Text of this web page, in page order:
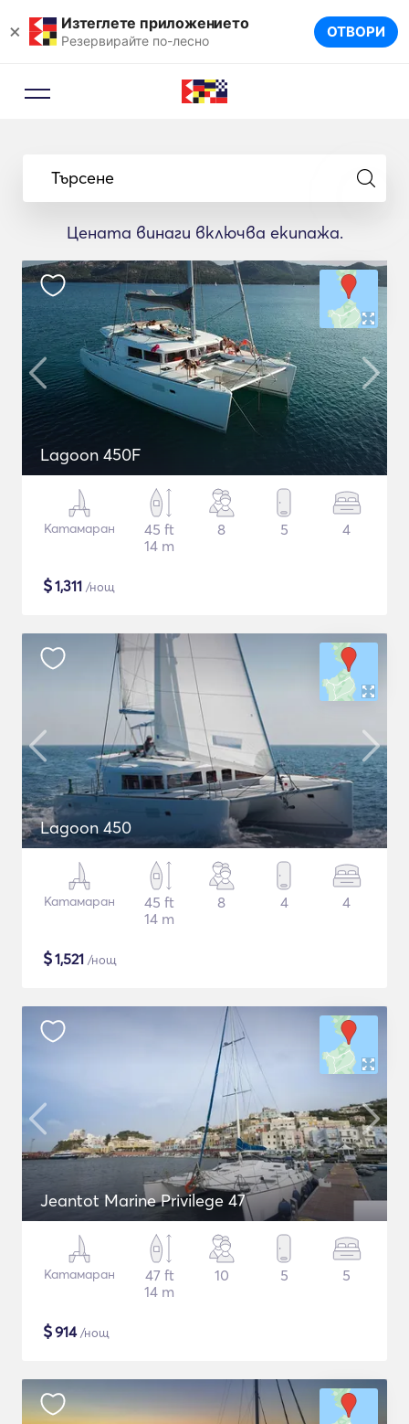
× Изтеглете приложението
Резервирайте по-лесно ОТВОРИ
Търсене
Цената винаги включва екипажа.
Lagoon 450F
Катамаран
45 ft
14 m
8 5 4
$1,311 /нощ
Lagoon 450
Катамаран
45 ft
14 m
8 4 4
$1,521 /нощ
Jeantot Marine Privilege 47
Катамаран
47 ft
14 m
10 5 5
$914/нощ